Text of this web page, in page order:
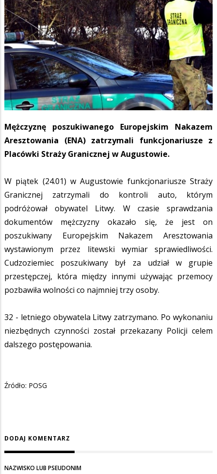
Mężczyznę poszukiwanego Europejskim Nakazem
Aresztowania (ENA) zatrzymali funkcjonariusze z
Placówki Straży Granicznej w Augustowie.
W piątek (24.01) w Augustowie funkcjonariusze Straży
Granicznej zatrzymali do kontroli auto, którym
podróżował obywatel Litwy. W czasie sprawdzania
dokumentów mężczyzny okazało się, że jest on
poszukiwany Europejskim Nakazem Aresztowania
wystawionym przez litewski wymiar sprawiedliwości.
Cudzoziemiec poszukiwany był za udział w grupie
przestępczej, która między innymi używając przemocy
pozbawiła wolności co najmniej trzy osoby.
32 - letniego obywatela Litwy zatrzymano. Po wykonaniu
niezbędnych czynności został przekazany Policji celem
dalszego postępowania.
Źródło: POSG
DODAJ KOMENTARZ
NAZWISKO LUB PSEUDONIM